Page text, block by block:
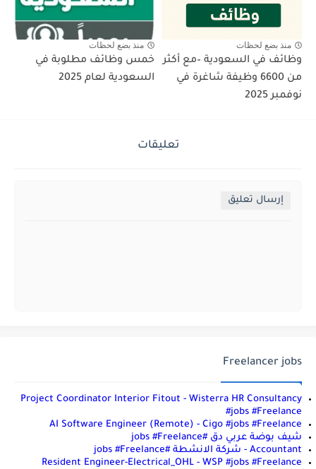
منذ بضع لحظات
وظائف في السعودية –مع أكثر
من 6600 وظيفة شاغرة في
نوفمبر 2025
منذ بضع لحظات
خمس وظائف مطلوبة في
السعودية لعام 2025
تعليقات
إرسال تعليق
Freelancer jobs
Project Coordinator Interior Fitout - Wisterra HR Consultancy
#jobs #Freelance
AI Software Engineer (Remote) - Cigo #jobs #Freelance
شيف بوضة عربي دق #jobs #Freelance
Accountant - شركة الانشطة #jobs #Freelance
Resident Engineer-Electrical_OHL - WSP #jobs #Freelance